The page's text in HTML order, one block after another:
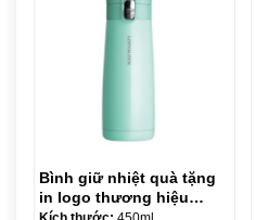
Bình giữ nhiệt quà tặng
in logo thương hiệu